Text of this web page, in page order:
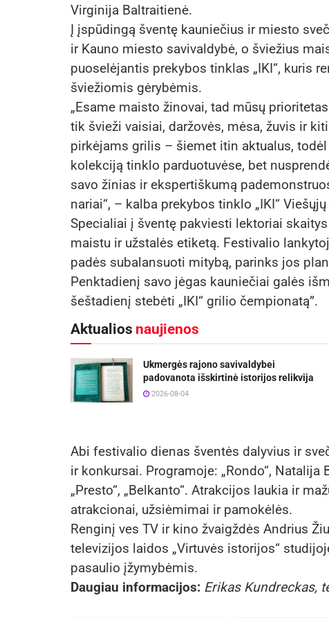
Virginija Baltraitienė.
Į įspūdingą šventę kauniečius ir miesto
ir Kauno miesto savivaldybė, o šviežius
puoselėjantis prekybos tinklas „IKI“, kuris
šviežiomis gėrybėmis.
„Esame maisto žinovai, tad mūsų
tik švieži vaisiai, daržovės, mėsa, žuvis ir
pirkėjams grilis – šiemet itin aktualus,
kolekciją tinklo parduotuvėse, bet
savo žinias ir ekspertiškumą
nariai“, – kalba prekybos tinklo „IKI“
Specialiai į šventę pakviesti lektoriai
maistu ir užstalės etiketą. Festivalio
padės subalansuoti mitybą, parinks jos
Penktadienį savo jėgas kauniečiai galės
šeštadienį stebėti „IKI“ grilio čempionatą”.
Aktualios naujienos
Ukmergės rajono savivaldybei
padovanota išskirtinė istorijos relikvija
2026-08-04
Abi festivalio dienas šventės dalyvius ir
ir konkursai. Programoje: „Rondo“, Natalija
„Presto“, „Belkanto“. Atrakcijos laukia ir
atrakcionai, užsiėmimai ir pamokėlės.
Renginį ves TV ir kino žvaigždės Andrius
televizijos laidos „Virtuvės istorijos“
pasaulio įžymybėmis.
Daugiau informacijos: Erikas Kundreckas,